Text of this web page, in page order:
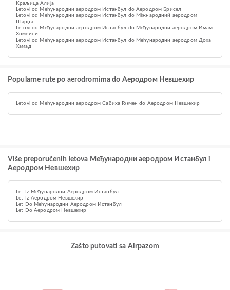
Краљица Алија
Letovi od Међународни аеродром Истанбул do Аеродром Брисел
Letovi od Међународни аеродром Истанбул do Міжнародний аеродром
Шарџа
Letovi od Међународни аеродром Истанбул do Међународни аеродром Имам
Хомеини
Letovi od Међународни аеродром Истанбул do Међународни аеродром Доха
Хамад
Popularne rute po aerodromima do Aеродром Невшехир
Letovi od Међународни аеродром Сабиха Гокчен do Aеродром Невшехир
Više preporučenih letova Међународни аеродром Истанбул i
Aеродром Невшехир
Let Iz Међународни Аеродром Истанбул
Let Iz Aеродром Невшехир
Let Do Међународни Аеродром Истанбул
Let Do Aеродром Невшехир
Zašto putovati sa Airpazom